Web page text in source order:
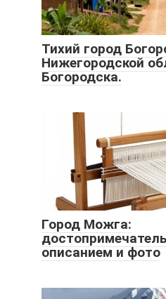
Тихий город
Нижегородской
Богородска.
Город Можга:
описанием и фото